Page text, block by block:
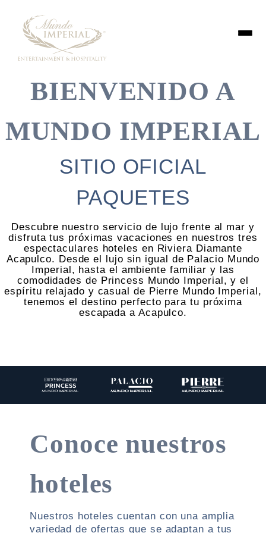
BIENVENIDO A
MUNDO IMPERIAL
SITIO OFICIAL
PAQUETES
Descubre nuestro servicio de lujo frente al mar y
disfruta tus próximas vacaciones en nuestros tres
espectaculares hoteles en Riviera Diamante
Acapulco. Desde el lujo sin igual de Palacio Mundo
Imperial, hasta el ambiente familiar y las
comodidades de Princess Mundo Imperial, y el
espíritu relajado y casual de Pierre Mundo Imperial,
tenemos el destino perfecto para tu próxima
escapada a Acapulco.
Conoce nuestros
hoteles
Nuestros hoteles cuentan con una amplia
variedad de ofertas que se adaptan a tus